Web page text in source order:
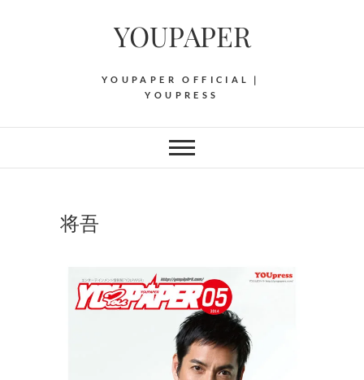
YOUPAPER
YOUPAPER OFFICIAL｜
YOUPRESS
将吾